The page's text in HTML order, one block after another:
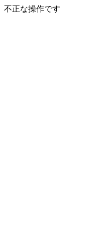
不正な操作です